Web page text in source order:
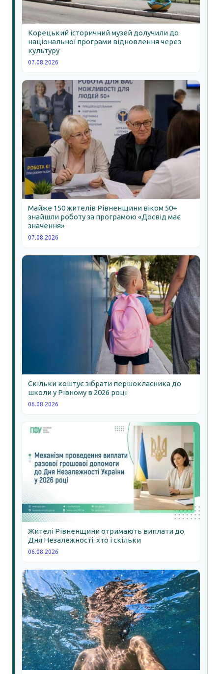
Корецький історичний музей долучили до
національної програми відновлення через
культуру
07.08.2026
Майже 150 жителів Рівненщини віком 50+
знайшли роботу за програмою «Досвід має
значення»
07.08.2026
Скільки коштує зібрати першокласника до
школи у Рівному в 2026 році
06.08.2026
Жителі Рівненщини отримають виплати до
Дня Незалежності: хто і скільки
06.08.2026